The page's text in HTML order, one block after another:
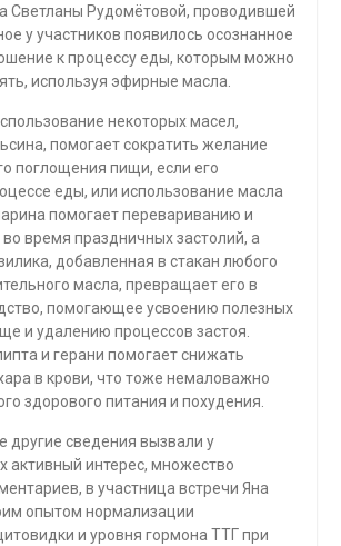
Светланы Рудомётовой, проводившей
у участников появилось осознанное
к процессу еды, которым можно
используя эфирные масла.
некоторых масел,
помогает сократить желание
поглощения пищи, если его
еды, или использование масла
помогает перевариванию и
время праздничных застолий, а
добавленная в стакан любого
масла, превращает его в
помогающее усвоению полезных
и удалению процессов застоя.
и герани помогает снижать
в крови, что тоже немаловажно
здорового питания и похудения.
другие сведения вызвали у
активный интерес, множество
в участница встречи Яна
опытом нормализации
и уровня гормона ТТГ при